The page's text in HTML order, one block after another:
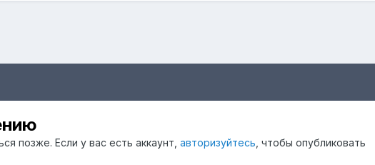
позже. Если у вас есть аккаунт, авторизуйтесь , чтобы опубликовать